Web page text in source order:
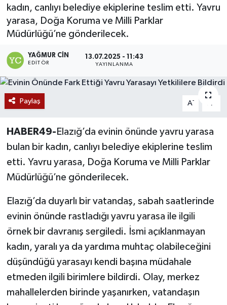
kadın, canlıyı belediye ekiplerine teslim etti. Yavru
yarasa, Doğa Koruma ve Milli Parklar
Müdürlüğü’ne gönderilecek.
YAĞMUR CIN
EDITÖR
13.07.2025 - 11:43
YAYINLANMA
Paylaş A-
HABER49- Elazığ’da evinin önünde yavru yarasa
bulan bir kadın, canlıyı belediye ekiplerine teslim
etti. Yavru yarasa, Doğa Koruma ve Milli Parklar
Müdürlüğü’ne gönderilecek.
Elazığ’da duyarlı bir vatandaş, sabah saatlerinde
evinin önünde rastladığı yavru yarasa ile ilgili
örnek bir davranış sergiledi. İsmi açıklanmayan
kadın, yaralı ya da yardıma muhtaç olabileceğini
düşündüğü yarasayı kendi başına müdahale
etmeden ilgili birimlere bildirdi. Olay, merkez
mahallelerden birinde yaşanırken, vatandaşın
Sağlık
Gündem
Spor
Siyaset
Kültür Sanat
Muş
Korkut
Bulanık
Malazgirt
Varto
Tüm Manşetler
Son Dakika Haberleri
Haber Arşivi